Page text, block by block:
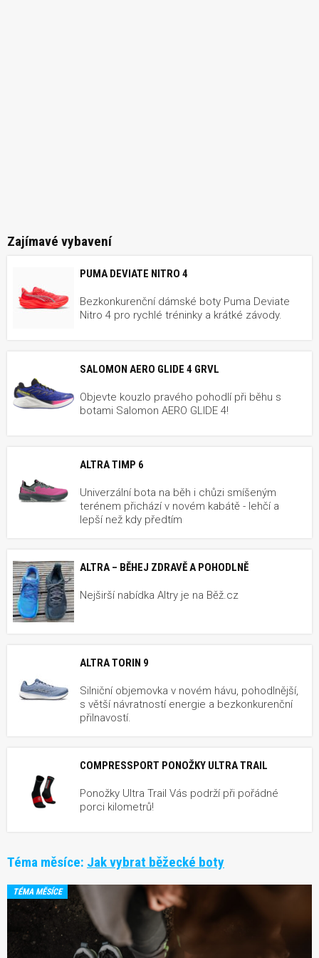
Zajímavé vybavení
PUMA DEVIATE NITRO 4
Bezkonkurenční dámské boty Puma Deviate
Nitro 4 pro rychlé tréninky a krátké závody.
SALOMON AERO GLIDE 4 GRVL
Objevte kouzlo pravého pohodlí při běhu s
botami Salomon AERO GLIDE 4!
ALTRA TIMP 6
Univerzální bota na běh i chůzi smíšeným
terénem přichází v novém kabátě - lehčí a
lepší než kdy předtím
ALTRA – BĚHEJ ZDRAVĚ A POHODLNĚ
Nejširší nabídka Altry je na Běž.cz
ALTRA TORIN 9
Silniční objemovka v novém hávu, pohodlnější,
s větší návratností energie a bezkonkurenční
přilnavostí.
COMPRESSPORT PONOŽKY ULTRA TRAIL
Ponožky Ultra Trail Vás podrží při pořádné
porci kilometrů!
Téma měsíce: Jak vybrat běžecké boty
TÉMA MĚSÍCE